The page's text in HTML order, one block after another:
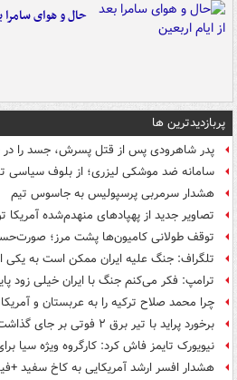
حال و هوای سامرا
پربازدیدترین ها
پدر شاهرودی پس از قتل پسرش، جسد را در
سامانه ضد موشکی لیزری؛ از بلوف سیاسی
هشدار سرمربی پرسپولیس به جاسوس تیم
تصاویر جدید از پهپادهای منهدم‌شده
توقف طولانی کامیون‌ها پشت مرز؛
تلگراف: جنگ علیه ایران ممکن است به یکی
ترامپ: فکر می‌کنم جنگ با ایران خیلی زود
چرا محمد صلاح ترکیه را به عربستان و
برخورد پراید با تیر برق ۲ فوتی بر جای گذاشت
نیویورک تایمز فاش کرد: کارگروه ویژه سیا
هشدار افسر ارشد آمریکایی به کاخ سفید